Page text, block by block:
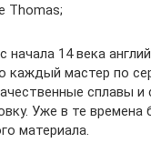
Thomas;
начала 14 века
каждый мастер по
сплавы и
Уже в те времена
материала.